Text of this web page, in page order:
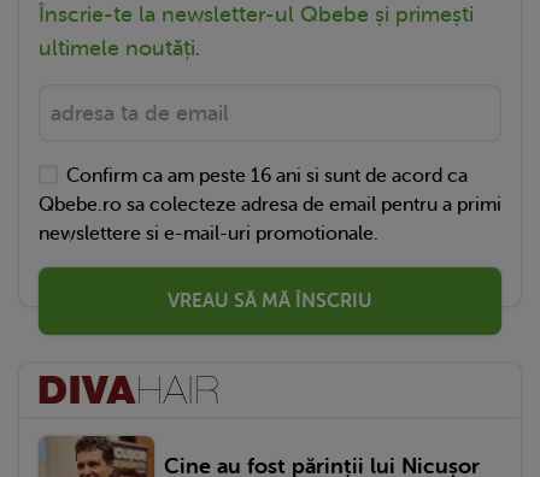
Înscrie-te la newsletter-ul Qbebe și primești
ultimele noutăți.
Confirm ca am peste 16 ani si sunt de acord ca
Qbebe.ro sa colecteze adresa de email pentru a primi
newslettere si e-mail-uri promotionale.
VREAU SĂ MĂ ÎNSCRIU
Cine au fost părinții lui Nicușor